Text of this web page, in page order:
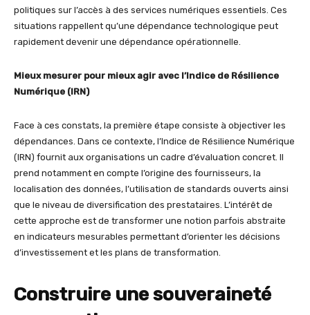
politiques sur l’accès à des services numériques essentiels. Ces
situations rappellent qu’une dépendance technologique peut
rapidement devenir une dépendance opérationnelle.
Mieux mesurer pour mieux agir avec l’Indice de Résilience
Numérique (IRN)
Face à ces constats, la première étape consiste à objectiver les
dépendances. Dans ce contexte, l’Indice de Résilience Numérique
(IRN) fournit aux organisations un cadre d’évaluation concret. Il
prend notamment en compte l’origine des fournisseurs, la
localisation des données, l’utilisation de standards ouverts ainsi
que le niveau de diversification des prestataires. L’intérêt de
cette approche est de transformer une notion parfois abstraite
en indicateurs mesurables permettant d’orienter les décisions
d’investissement et les plans de transformation.
Construire une souveraineté